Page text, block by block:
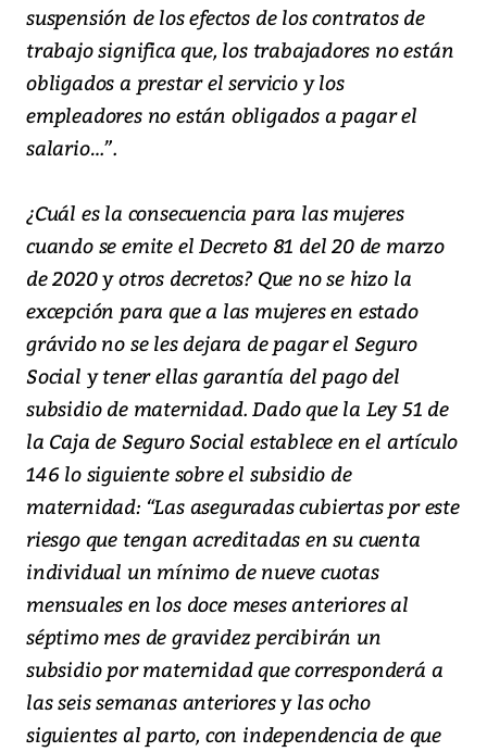
suspensión de los efectos de los contratos de
trabajo significa que, los trabajadores no están
obligados a prestar el servicio y los
empleadores no están obligados a pagar el
salario…”.
¿Cuál es la consecuencia para las mujeres
cuando se emite el Decreto 81 del 20 de marzo
de 2020 y otros decretos? Que no se hizo la
excepción para que a las mujeres en estado
grávido no se les dejara de pagar el Seguro
Social y tener ellas garantía del pago del
subsidio de maternidad. Dado que la Ley 51 de
la Caja de Seguro Social establece en el artículo
146 lo siguiente sobre el subsidio de
maternidad: “Las aseguradas cubiertas por este
riesgo que tengan acreditadas en su cuenta
individual un mínimo de nueve cuotas
mensuales en los doce meses anteriores al
séptimo mes de gravidez percibirán un
subsidio por maternidad que corresponderá a
las seis semanas anteriores y las ocho
siguientes al parto, con independencia de que